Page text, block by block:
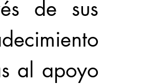
de sus
al apoyo